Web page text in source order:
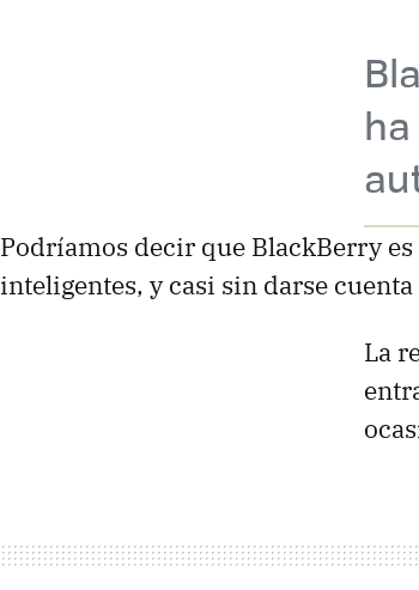
Podríamos decir que BlackBerry es
inteligentes, y casi sin darse
La